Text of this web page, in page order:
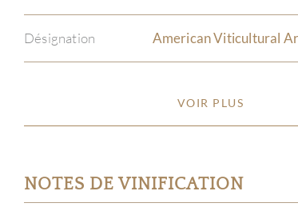
Désignation American Viticultural
VOIR PLUS
NOTES DE VINIFICATION